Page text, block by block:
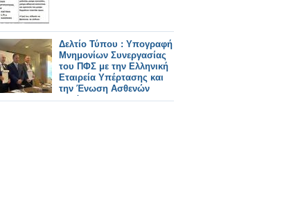
Δελτίο Τύπου : Υπογραφή
Μνημονίων Συνεργασίας
του ΠΦΣ με την Ελληνική
Εταιρεία Υπέρτασης και
την Ένωση Ασθενών
Ελλάδας